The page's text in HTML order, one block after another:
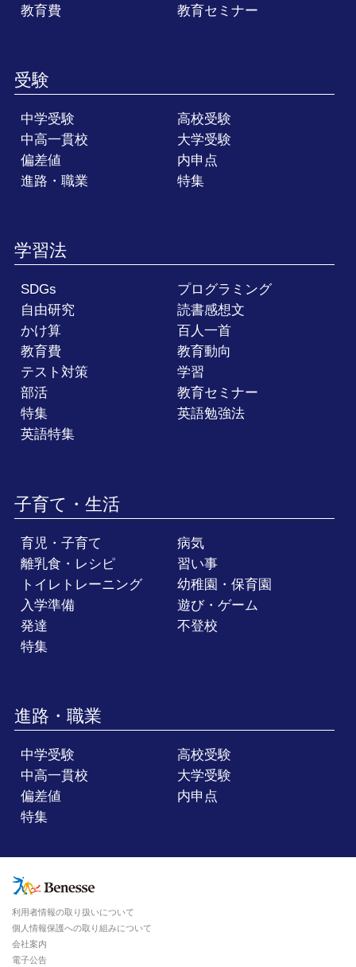
教育費 教育セミナー
受験
中学受験
高校受験
中高一貫校
大学受験
偏差値
内申点
進路・職業
特集
学習法
SDGs
プログラミング
自由研究
読書感想文
かけ算
百人一首
教育費
教育動向
テスト対策
学習
部活
教育セミナー
特集
英語勉強法
英語特集
子育て・生活
育児・子育て
病気
離乳食・レシピ
習い事
トイレトレーニング
幼稚園・保育園
入学準備
遊び・ゲーム
発達
不登校
特集
進路・職業
中学受験
高校受験
中高一貫校
大学受験
偏差値
内申点
特集
利用者情報の取り扱いについて
個人情報保護への取り組みについて
会社案内
電子公告